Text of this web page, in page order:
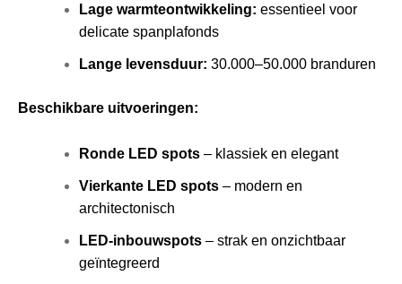
Lage warmteontwikkeling: essentieel voor
delicate spanplafonds
Lange levensduur: 30.000–50.000 branduren
Beschikbare uitvoeringen:
Ronde LED spots – klassiek en elegant
Vierkante LED spots – modern en
architectonisch
LED-inbouwspots – strak en onzichtbaar
geïntegreerd